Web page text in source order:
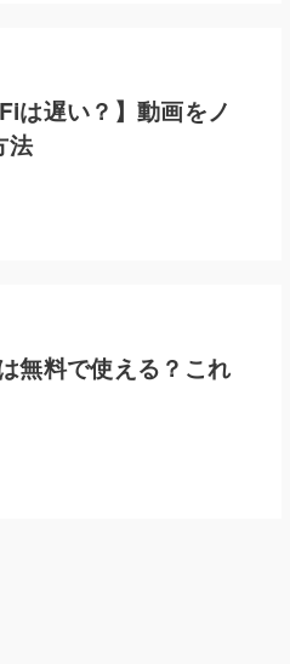
は遅い？】動画をノ
法
無料で使える？これ